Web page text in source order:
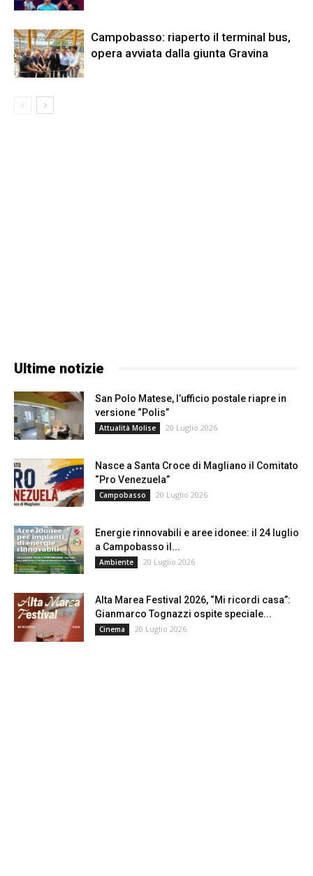
Campobasso: riaperto il terminal bus,
opera avviata dalla giunta Gravina
Ultime notizie
San Polo Matese, l’ufficio postale riapre in
versione “Polis”
Attualità Molise 20 Luglio 2026
Nasce a Santa Croce di Magliano il Comitato
“Pro Venezuela”
Campobasso 20 Luglio 2026
Energie rinnovabili e aree idonee: il 24 luglio
a Campobasso il...
Ambiente 20 Luglio 2026
Alta Marea Festival 2026, “Mi ricordi casa”:
Gianmarco Tognazzi ospite speciale...
Cinema 20 Luglio 2026